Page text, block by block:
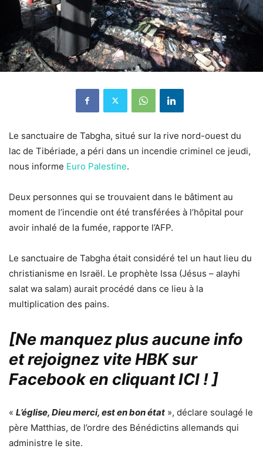
Le sanctuaire de Tabgha, situé sur la rive nord-ouest du
lac de Tibériade, a péri dans un incendie criminel ce jeudi,
nous informe Euro Palestine.
Deux personnes qui se trouvaient dans le bâtiment au
moment de l’incendie ont été transférées à l’hôpital pour
avoir inhalé de la fumée, rapporte l’AFP.
Le sanctuaire de Tabgha était considéré tel un haut lieu du
christianisme en Israël. Le prophète Issa (Jésus – alayhi
salat wa salam) aurait procédé dans ce lieu à la
multiplication des pains.
[Ne manquez plus aucune info
et rejoignez vite HBK sur
Facebook en cliquant ICI !]
« L’église, Dieu merci, est en bon état », déclare soulagé le
père Matthias, de l’ordre des Bénédictins allemands qui
administre le site.